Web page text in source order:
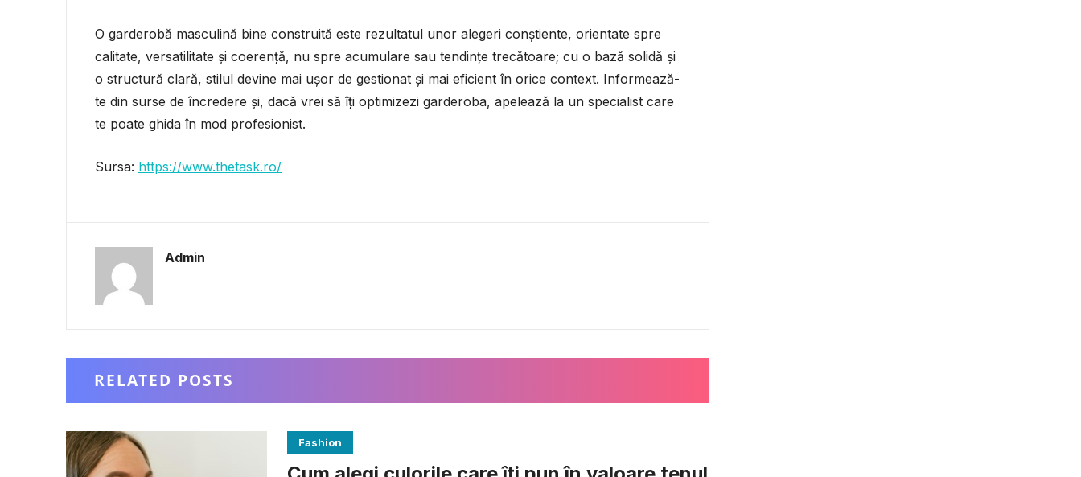
O garderobă masculină bine construită este rezultatul unor alegeri conștiente, orientate spre
calitate, versatilitate și coerență, nu spre acumulare sau tendințe trecătoare; cu o bază solidă și
o structură clară, stilul devine mai ușor de gestionat și mai eficient în orice context. Informează-
te din surse de încredere și, dacă vrei să îți optimizezi garderoba, apelează la un specialist care
te poate ghida în mod profesionist.
Sursa: https://www.thetask.ro/
Admin
RELATED POSTS
Fashion